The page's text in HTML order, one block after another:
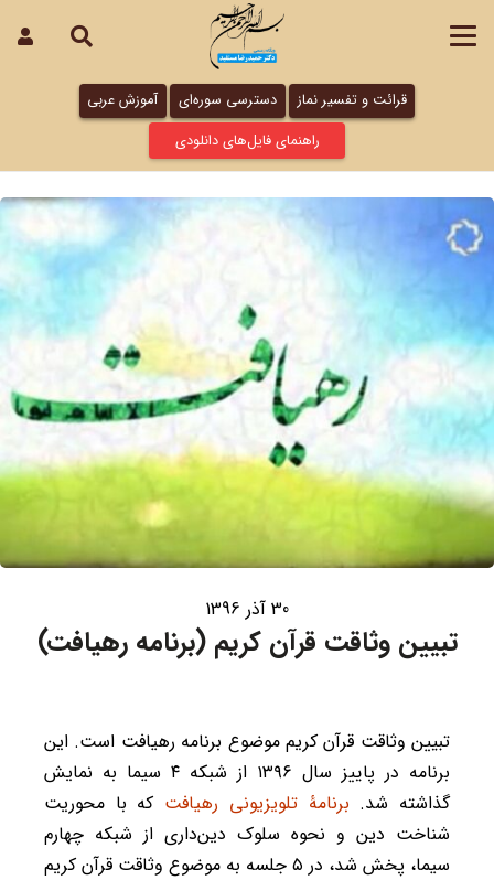
قرائت و تفسیر نماز دسترسی سوره‌ای
آموزش عربی
راهنمای فایل‌های دانلودی
30 آذر 1396
تبیین وثاقت قرآن کریم (برنامه رهیافت)
تبیین وثاقت قرآن کریم موضوع برنامه رهیافت است. این
برنامه در پاییز سال ۱۳۹۶ از شبکه ۴ سیما به نمایش
گذاشته شد. برنامۀ تلویزیونی رهیافت که با محوریت
شناخت دین و نحوه سلوک دین‌داری از شبکه چهارم
سیما، پخش شد، در ۵ جلسه به موضوع وثاقت قرآن کریم